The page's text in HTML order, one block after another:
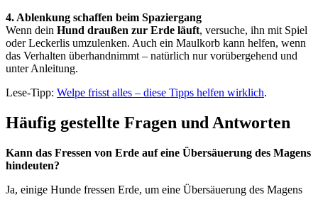
4. Ablenkung schaffen beim Spaziergang
Wenn dein Hund draußen zur Erde läuft, versuche, ihn mit Spiel
oder Leckerlis umzulenken. Auch ein Maulkorb kann helfen, wenn
das Verhalten überhandnimmt – natürlich nur vorübergehend und
unter Anleitung.
Lese-Tipp: Welpe frisst alles – diese Tipps helfen wirklich.
Häufig gestellte Fragen und Antworten
Kann das Fressen von Erde auf eine Übersäuerung des Magens
hindeuten?
Ja, einige Hunde fressen Erde, um eine Übersäuerung des Magens